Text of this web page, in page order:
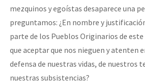
mezquinos y egoístas desaparece una
preguntamos: ¿En nombre y
parte de los Pueblos Originarios de
que aceptar que nos nieguen y atenten
defensa de nuestras vidas, de nuestros
nuestras subsistencias?